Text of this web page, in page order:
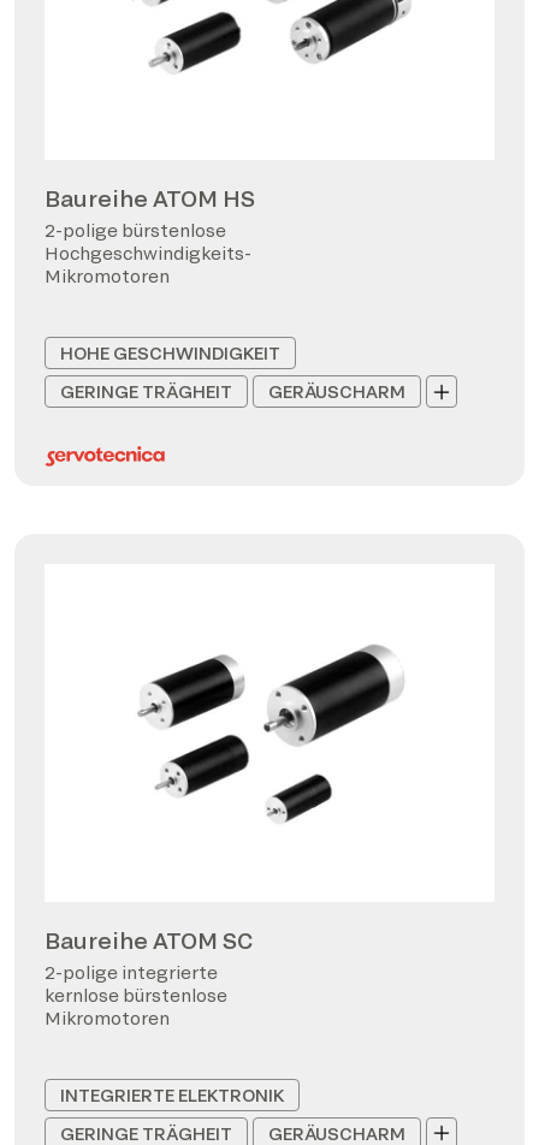
Baureihe ATOM HS
2-polige bürstenlose
Hochgeschwindigkeits-
Mikromotoren
HOHE GESCHWINDIGKEIT
GERINGE TRÄGHEIT
GERÄUSCHARM
Baureihe ATOM SC
2-polige integrierte
kernlose bürstenlose
Mikromotoren
INTEGRIERTE ELEKTRONIK
GERINGE TRÄGHEIT
GERÄUSCHARM